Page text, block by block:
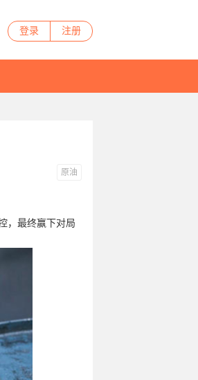
登录 注册
原油
，最终赢下对局